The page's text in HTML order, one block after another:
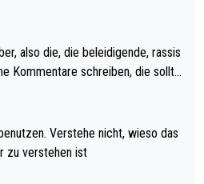
Dies war bei Archie Self letzt
amtierender Weltmeister durch
kaum, dass Mitchel sich das (in Ve
also die, die beleidigende, rassis
Kommentare schreiben, die sollte
Nur eins wundert mich: Luke Little
der über Social Media GvV p
schießt öfters mal gegen Ric
Verstehe nicht, wieso das
zu verstehen ist